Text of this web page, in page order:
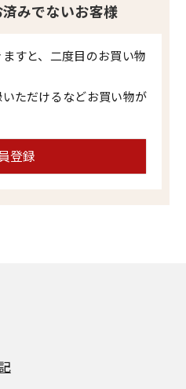
みでないお客様
すと、二度目のお買い物
ただけるなどお買い物が
登録